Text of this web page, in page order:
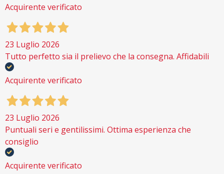
Acquirente verificato
23 Luglio 2026
Tutto perfetto sia il prelievo che la consegna. Affidabili
Acquirente verificato
23 Luglio 2026
Puntuali seri e gentilissimi. Ottima esperienza che
consiglio
Acquirente verificato